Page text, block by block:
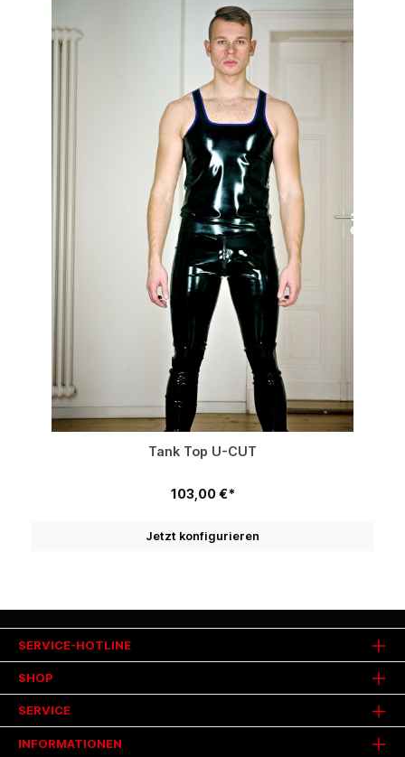
Tank Top U-CUT
103,00 €*
Jetzt konfigurieren
SHOP
SERVICE
INFORMATIONEN
SERVICE-HOTLINE